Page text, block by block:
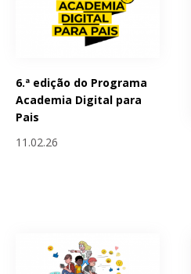
6.ª edição do Programa
Academia Digital para
Pais
11.02.26